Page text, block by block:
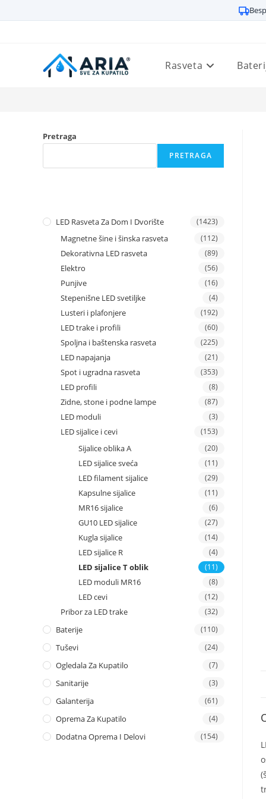
Rasveta
Pretraga
PRETRAGA
LED Rasveta Za Dom I Dvorište (1423)
Magnetne šine i šinska rasveta (112)
Dekorativna LED rasveta (89)
Elektro (56)
Punjive (16)
Stepenišne LED svetiljke (4)
Lusteri i plafonjere (192)
LED trake i profili (60)
Spoljna i baštenska rasveta (225)
LED napajanja (21)
Spot i ugradna rasveta (353)
LED profili (8)
Zidne, stone i podne lampe (87)
LED moduli (3)
LED sijalice i cevi (153)
Sijalice oblika A (20)
LED sijalice sveća (11)
LED filament sijalice (29)
Kapsulne sijalice (11)
MR16 sijalice (6)
GU10 LED sijalice (27)
Kugla sijalice (14)
LED sijalice R (4)
LED sijalice T oblik (11)
LED moduli MR16 (8)
LED cevi (12)
Pribor za LED trake (32)
Baterije (110)
Tuševi (24)
Ogledala Za Kupatilo (7)
Sanitarije (3)
Galanterija (61)
Oprema Za Kupatilo (4)
Dodatna Oprema I Delovi (154)